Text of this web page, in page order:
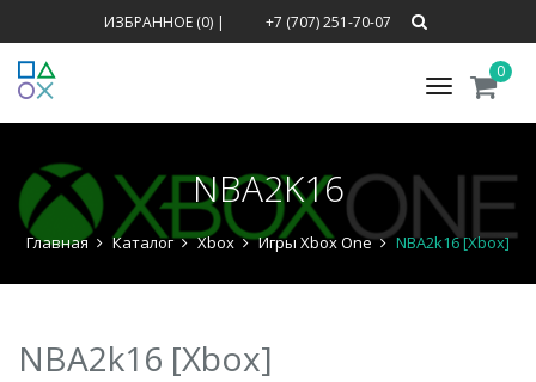
ИЗБРАННОЕ (0)| +7 (707) 251-70-07
Меню
0
NBA2K16
Главная Каталог Xbox Игры Xbox One NBA2k16 [Xbox]
NBA2k16 [Xbox]